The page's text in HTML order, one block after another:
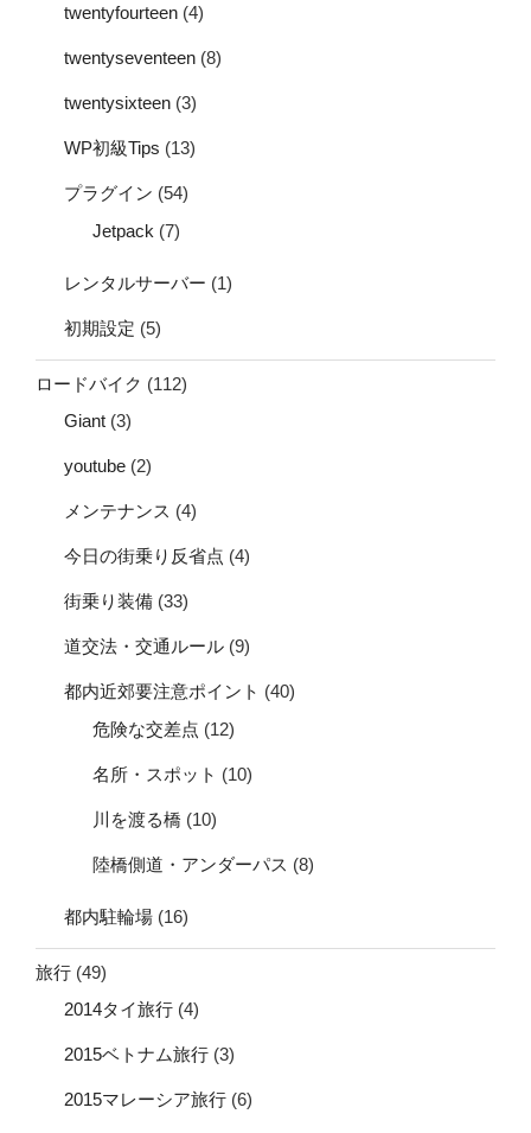
twentyfourteen (4)
twentyseventeen (8)
twentysixteen (3)
WP初級Tips (13)
プラグイン (54)
Jetpack (7)
レンタルサーバー (1)
初期設定 (5)
ロードバイク (112)
Giant (3)
youtube (2)
メンテナンス (4)
今日の街乗り反省点 (4)
街乗り装備 (33)
道交法・交通ルール (9)
都内近郊要注意ポイント (40)
危険な交差点 (12)
名所・スポット (10)
川を渡る橋 (10)
陸橋側道・アンダーパス (8)
都内駐輪場 (16)
旅行 (49)
2014タイ旅行 (4)
2015ベトナム旅行 (3)
2015マレーシア旅行 (6)